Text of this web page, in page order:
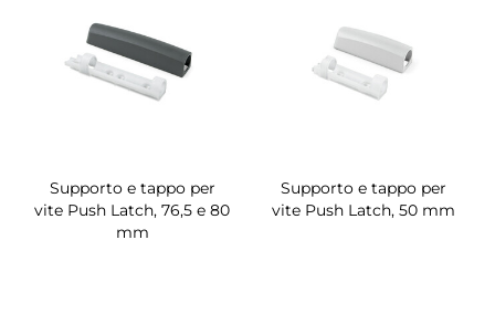
Supporto e tappo per
vite Push Latch, 76,5 e 80
mm
Supporto e tappo per
vite Push Latch, 50 mm